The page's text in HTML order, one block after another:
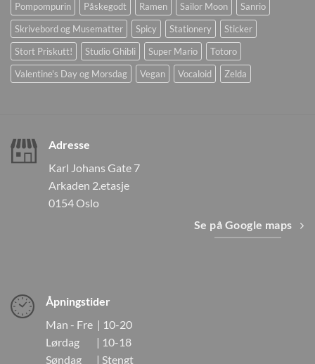
Pompompurin
Påskegodt Ramen Sailor Moon
Sanrio
Skrivebord og Musematter
Spicy Stationery
Sticker
Stort Priskutt!
Studio Ghibli Super Mario
Totoro
Valentine's Day og Morsdag
Vegan Vocaloid Zelda
Adresse
Karl Johans Gate 7
Arkaden 2.etasje
0154 Oslo
Se på Google maps
Åpningstider
Man - Fre | 10-20
Lørdag | 10-18
Søndag | Stengt